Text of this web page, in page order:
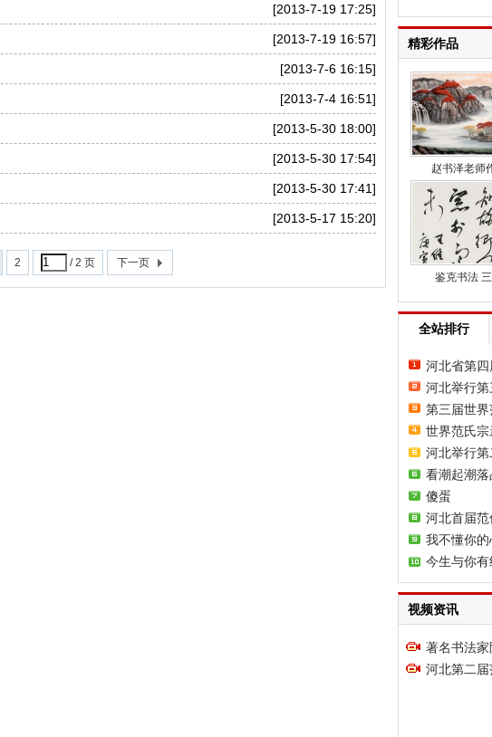
[2013-7-19 17:25]
[2013-7-19 16:57]
[2013-7-6 16:15]
[2013-7-4 16:51]
[2013-5-30 18:00]
[2013-5-30 17:54]
[2013-5-30 17:41]
[2013-5-17 15:20]
2 / 2 页 下一页
精彩作品
赵书泽老师
鉴克书法
全站排行
河北省第
动
河北举行
活动
第三届世
开（海外
世界范氏
日前在河
河北举行
寒门
看潮起潮
傻蛋
河北首届
心义卖活动
我不懂你的
今生与你有
视频资讯
著名书法
河北第二